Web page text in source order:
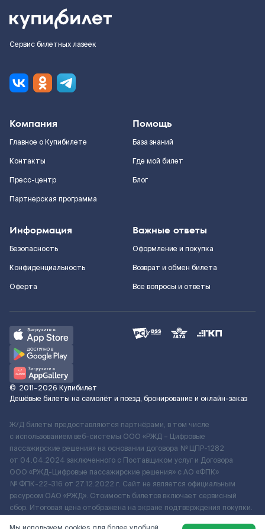
Сервис билетных лазеек
Компания
Главное о Купибилете
Контакты
Пресс-центр
Партнерская программа
Помощь
База знаний
Где мой билет
Блог
Информация
Безопасность
Конфиденциальность
Оферта
Важные ответы
Оформление и покупка
Возврат и обмен билета
Все вопросы и ответы
© 2011–2026 Купибилет
Дешёвые билеты на самолёт и поезд, бронирование и онлайн-заказ
Ж/Д билеты предоставляются партнёрами, в том числе
с использованием веб-системы ООО «РЖД – Цифровые
пассажирские решения» на основании договора № ЦПР-1282
от 04.04.2024 заключенного с Поставщиком услуг и Договора
ООО «РЖД-Цифровые пассажирские решения» c АО «ФПК»
№ ФПК-22-316 от 27.12.2022 г. Сайт не является официальным
ресурсом ОАО «РЖД». Стоимость билетов включает сервисный
сбор. Итоговая цена отображена на экране подтверждения покупки.